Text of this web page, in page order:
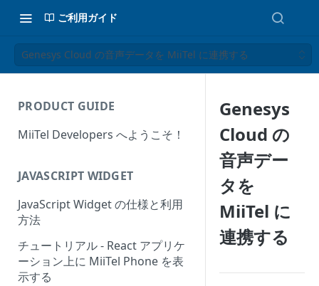
ご利用ガイド
Genesys Cloud の音声データを MiiTel に連携する
PRODUCT GUIDE
MiiTel Developers へようこそ！
JAVASCRIPT WIDGET
JavaScript Widget の仕様と利用
方法
チュートリアル - React アプリケ
ーション上に MiiTel Phone を表
示する
Genesys
Cloud の
音声デー
タを
MiiTel に
連携する